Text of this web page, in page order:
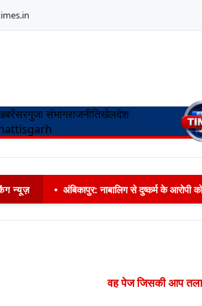
सरगुजा संभागराजनीतिखेलदेश
न्यूज़ • अंबिकापुर: नाबालिग से दुष्कर्म के आरोपी
वह पेज जिसकी आप